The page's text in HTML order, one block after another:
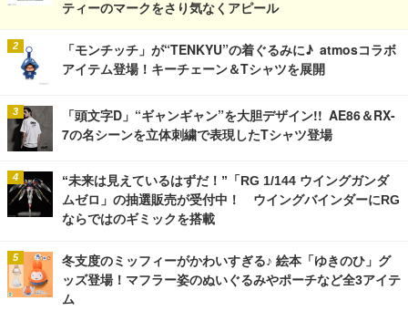
ティーのマークをさり気なくアピール
「モンチッチ」が“TENKYU”の着ぐるみに♪ atmosコラボ
アイテム登場！キーチェーン＆Tシャツを展開
「頭文字D」“ギャンギャン”を大胆デザイン!! AE86＆RX-
7の名シーンを立体刺繍で表現したTシャツ登場
“未来は見えているはずだ！”「RG 1/144 ウイングガンダ
ムゼロ」の抽選販売が受付中！ ウイングバインダーにRG
ならではのギミックを搭載
冬支度のミッフィーがかわいすぎる♪ 絵本「ゆきのひ」グ
ッズ登場！マフラー姿のぬいぐるみやポーチなど全3アイテ
ム